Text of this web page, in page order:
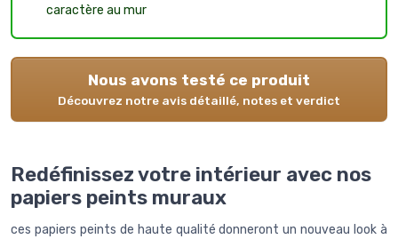
caractère au mur
Nous avons testé ce produit
Découvrez notre avis détaillé, notes et verdict
Redéfinissez votre intérieur avec nos
papiers peints muraux
ces papiers peints de haute qualité donneront un nouveau look à